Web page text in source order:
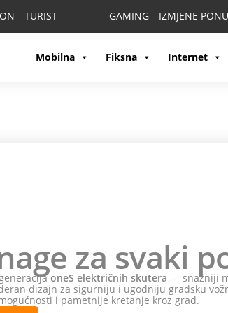
TURIST GAMING IZMJENE
Mobilna Fiksna Internet
za svaki
oneS električnih skutera — snažniji
dizajn za sigurniju i ugodniju gradsku
i pametnije kretanje kroz grad.